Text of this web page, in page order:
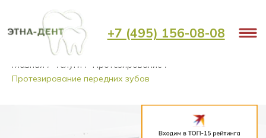
+7 (495) 156-08-08
Главная / Услуги / Протезирование /
Протезирование передних зубов